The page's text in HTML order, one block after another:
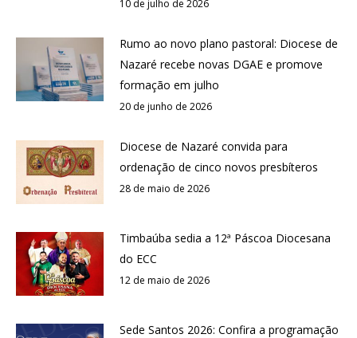
10 de julho de 2026
Rumo ao novo plano pastoral: Diocese de
Nazaré recebe novas DGAE e promove
formação em julho
20 de junho de 2026
Diocese de Nazaré convida para
ordenação de cinco novos presbíteros
28 de maio de 2026
Timbaúba sedia a 12ª Páscoa Diocesana
do ECC
12 de maio de 2026
Sede Santos 2026: Confira a programação